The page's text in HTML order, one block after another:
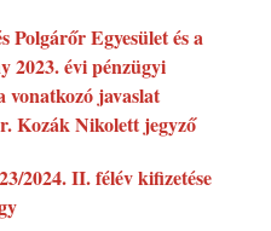
Polgárőr Egyesület és a
2023. évi pénzügyi
vonatkozó javaslat
Kozák Nikolett jegyző
2024. II. félév kifizetése